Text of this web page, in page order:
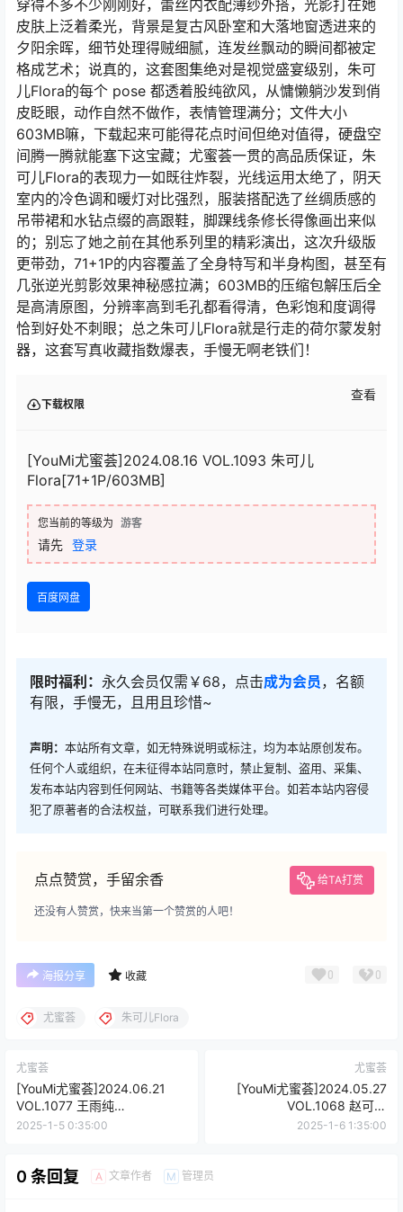
穿得不多不少刚刚好，蕾丝内衣配薄纱外搭，光影打在她
皮肤上泛着柔光，背景是复古风卧室和大落地窗透进来的
夕阳余晖，细节处理得贼细腻，连发丝飘动的瞬间都被定
格成艺术；说真的，这套图集绝对是视觉盛宴级别，朱可
儿Flora的每个 pose 都透着股纯欲风，从慵懒躺沙发到俏
皮眨眼，动作自然不做作，表情管理满分；文件大小
603MB嘛，下载起来可能得花点时间但绝对值得，硬盘空
间腾一腾就能塞下这宝藏；尤蜜荟一贯的高品质保证，朱
可儿Flora的表现力一如既往炸裂，光线运用太绝了，阴天
室内的冷色调和暖灯对比强烈，服装搭配选了丝绸质感的
吊带裙和水钻点缀的高跟鞋，脚踝线条修长得像画出来似
的；别忘了她之前在其他系列里的精彩演出，这次升级版
更带劲，71+1P的内容覆盖了全身特写和半身构图，甚至有
几张逆光剪影效果神秘感拉满；603MB的压缩包解压后全
是高清原图，分辨率高到毛孔都看得清，色彩饱和度调得
恰到好处不刺眼；总之朱可儿Flora就是行走的荷尔蒙发射
器，这套写真收藏指数爆表，手慢无啊老铁们！
下载权限
查看
[YouMi尤蜜荟]2024.08.16 VOL.1093 朱可儿
Flora[71+1P/603MB]
您当前的等级为 游客
请先 登录
百度网盘
限时福利： 永久会员仅需￥68，点击成为会员 ，名额
有限，手慢无，且用且珍惜~
声明： 本站所有文章，如无特殊说明或标注，均为本站原创发布。
任何个人或组织，在未征得本站同意时，禁止复制、盗用、采集、
发布本站内容到任何网站、书籍等各类媒体平台。如若本站内容侵
犯了原著者的合法权益，可联系我们进行处理。
点点赞赏，手留余香 给TA打赏
还没有人赞赏，快来当第一个赞赏的人吧！
海报分享 收藏 0 0
尤蜜荟 朱可儿Flora
尤蜜荟
[YouMi尤蜜荟]2024.06.21
VOL.1077 王雨纯
[94+1P/763MB]
2025-1-5 0:35:00
尤蜜荟
[YouMi尤蜜荟]2024.05.27
VOL.1068 赵可欣
baby[53+1P/416MB]
2025-1-6 1:35:00
0 条回复 A 文章作者 M 管理员